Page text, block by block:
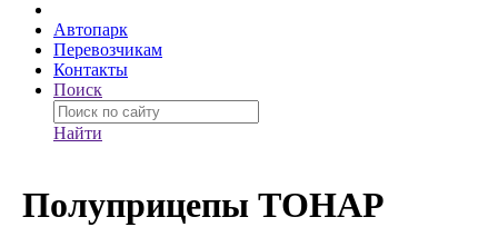
Автопарк
Перевозчикам
Контакты
Поиск
Найти
Полуприцепы ТОНАР